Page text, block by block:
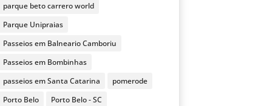
parque beto carrero world
Parque Unipraias
Passeios em Balneario Camboriu
Passeios em Bombinhas
passeios em Santa Catarina
pomerode
Porto Belo
Porto Belo - SC